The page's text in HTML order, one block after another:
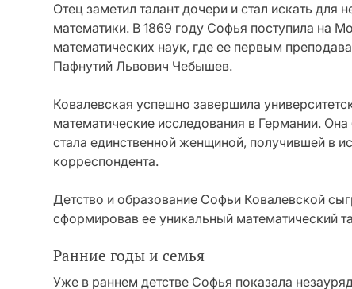
Отец заметил талант дочери и стал искать
математики. В 1869 году Софья поступила на
математических наук, где ее первым
Пафнутий Львович Чебышев.
Ковалевская успешно завершила
математические исследования в Германии.
стала единственной женщиной, получившей в
корреспондента.
Детство и образование Софьи Ковалевской
сформировав ее уникальный математический
Ранние годы и семья
Уже в раннем детстве Софья показала